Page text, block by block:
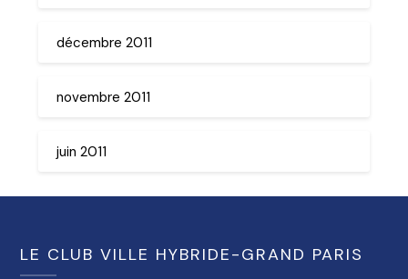
décembre 2011
novembre 2011
juin 2011
LE CLUB VILLE HYBRIDE-GRAND PARIS